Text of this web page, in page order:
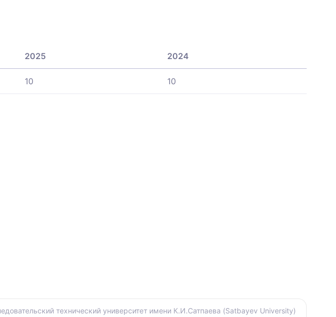
2025 2024
10 10
технический университет имени К.И.Сатпаева (Satbayev University)